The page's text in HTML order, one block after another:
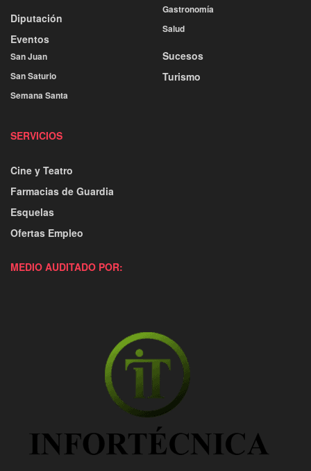
Diputación
Eventos
San Juan
San Saturio
Semana Santa
Gastronomía
Salud
Sucesos
Turismo
SERVICIOS
Cine y Teatro
Farmacias de Guardia
Esquelas
Ofertas Empleo
MEDIO AUDITADO POR: